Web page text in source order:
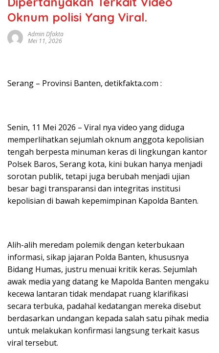
Oknum polisi Yang Viral.
Admin Dfakta
Mei 11, 2026
Serang – Provinsi Banten, detikfakta.com :
Senin, 11 Mei 2026 – Viral nya video yang diduga
memperlihatkan sejumlah oknum anggota kepolisian
tengah berpesta minuman keras di lingkungan kantor
Polsek Baros, Serang kota, kini bukan hanya menjadi
sorotan publik, tetapi juga berubah menjadi ujian
besar bagi transparansi dan integritas institusi
kepolisian di bawah kepemimpinan Kapolda Banten.
Alih-alih meredam polemik dengan keterbukaan
informasi, sikap jajaran Polda Banten, khususnya
Bidang Humas, justru menuai kritik keras. Sejumlah
awak media yang datang ke Mapolda Banten mengaku
kecewa lantaran tidak mendapat ruang klarifikasi
secara terbuka, padahal kedatangan mereka disebut
berdasarkan undangan kepada salah satu pihak media
untuk melakukan konfirmasi langsung terkait kasus
viral tersebut.